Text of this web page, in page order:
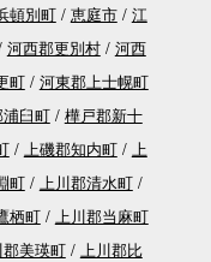
頓別町 恵庭市
江
河西郡更別村
河西
町
河東郡上士幌町
臼町
樺戸郡新十
上磯郡知内町
上
町
上川郡清水町
栖町
上川郡当麻町
郡美瑛町
上川郡比